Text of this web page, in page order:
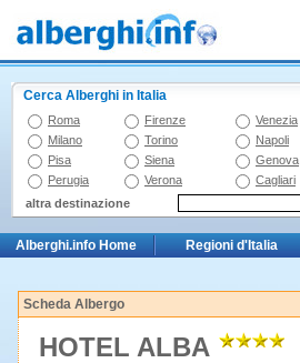
Cerca Alberghi in Italia
Roma Firenze Venezia
Milano
Torino Napoli
Pisa
Siena Genova
Perugia
Verona Cagliari
altra destinazione
Alberghi.info Home Regioni d'Italia
Scheda Albergo
HOTEL ALBA